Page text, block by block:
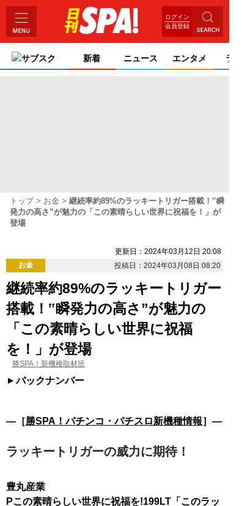
ログイン
会員登録
サブスク 新着 ニュース エンタメ ライ
トップ お金
継続率約89%のラッキートリガー搭載！‟瞬
発力の高さ”が魅力の「この素晴らしい世界に祝福を！」が
登場
更新日：2024年03月12日 20:08
お金
投稿日：2024年03月08日 08:20
継続率約89%のラッキートリガー
搭載！‟瞬発力の高さ”が魅力の
「この素晴らしい世界に祝福
を！」が登場
勝SPA！新機種取材班
バックナンバー
―［勝SPA！パチンコ・パチスロ新機種情報］―
ラッキートリガーの威力に期待！
豊丸産業
Pこの素晴らしい世界に祝福を!199LT「このラッ